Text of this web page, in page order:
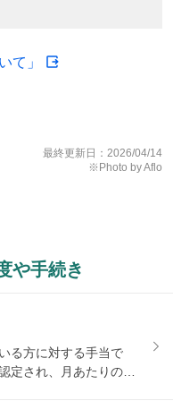
て」
最終更新日： 2026/04/14
※Photo by Aflo
や手続き
る方に対する手当で
定され、月あたりの支